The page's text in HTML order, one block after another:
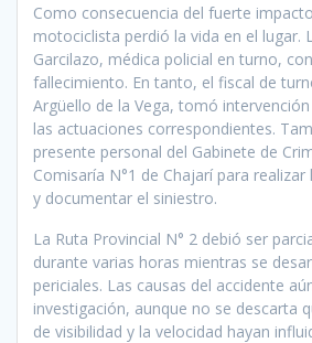
Como consecuencia del fuerte
motociclista perdió la vida en el lugar.
Garcilazo, médica policial en turno,
fallecimiento. En tanto, el fiscal de
Argüello de la Vega, tomó
las actuaciones correspondientes.
presente personal del Gabinete de
Comisaría N°1 de Chajarí para realizar
y documentar el siniestro.
La Ruta Provincial N° 2 debió ser
durante varias horas mientras se
periciales. Las causas del accidente
investigación, aunque no se descarta
de visibilidad y la velocidad hayan